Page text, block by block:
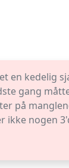
en kedelig
gang
på
ikke nogen